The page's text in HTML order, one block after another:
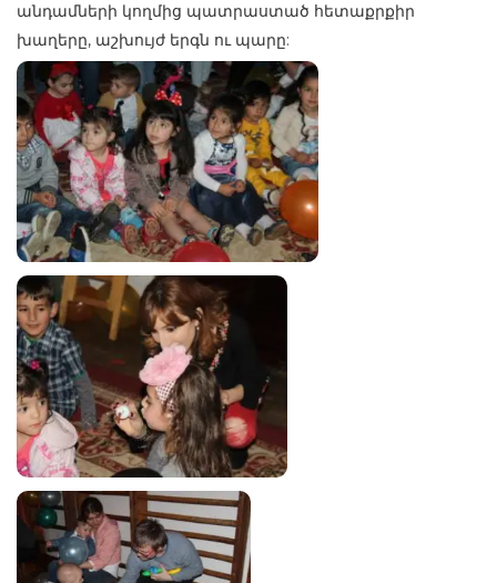
անդամների կողմից պատրաստած հետաքրքիր
խաղերը, աշխույժ երգն ու պարը: